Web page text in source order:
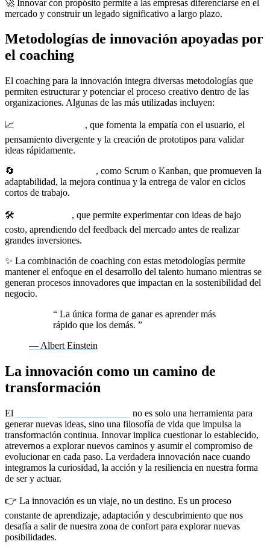
🚀 Innovar con propósito permite a las empresas diferenciarse en el
mercado y construir un legado significativo a largo plazo.
Metodologías de innovación apoyadas por
el coaching
El coaching para la innovación integra diversas metodologías que
permiten estructurar y potenciar el proceso creativo dentro de las
organizaciones. Algunas de las más utilizadas incluyen:
📈
, que fomenta la empatía con el usuario, el
pensamiento divergente y la creación de prototipos para validar
ideas rápidamente.
🔄
, como Scrum o Kanban, que promueven la
adaptabilidad, la mejora continua y la entrega de valor en ciclos
cortos de trabajo.
🛠️
, que permite experimentar con ideas de bajo
costo, aprendiendo del feedback del mercado antes de realizar
grandes inversiones.
✨ La combinación de coaching con estas metodologías permite
mantener el enfoque en el desarrollo del talento humano mientras se
generan procesos innovadores que impactan en la sostenibilidad del
negocio.
“ La única forma de ganar es aprender más
rápido que los demás. ”
— Albert Einstein
La innovación como un camino de
transformación
El
no es solo una herramienta para
generar nuevas ideas, sino una filosofía de vida que impulsa la
transformación continua. Innovar implica cuestionar lo establecido,
atrevernos a explorar nuevos caminos y asumir el compromiso de
evolucionar en cada paso. La verdadera innovación nace cuando
integramos la curiosidad, la acción y la resiliencia en nuestra forma
de ser y actuar.
👉 La innovación es un viaje, no un destino. Es un proceso
constante de aprendizaje, adaptación y descubrimiento que nos
desafía a salir de nuestra zona de confort para explorar nuevas
posibilidades.